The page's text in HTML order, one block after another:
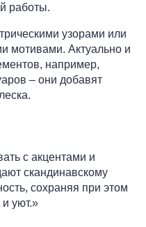
работы.
узорами или
мотивами. Актуально и
например,
– они добавят
с акцентами и
скандинавскому
сохраняя при этом
уют.»